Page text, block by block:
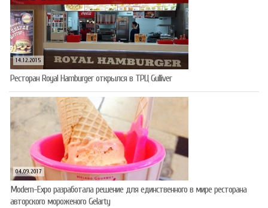
14.12.2015
Ресторан Royal Hamburger открылся в ТРЦ Gulliver
04.09.2017
Modern-Expo разработала решение для единственного в мире ресторана
авторского мороженого Gelarty